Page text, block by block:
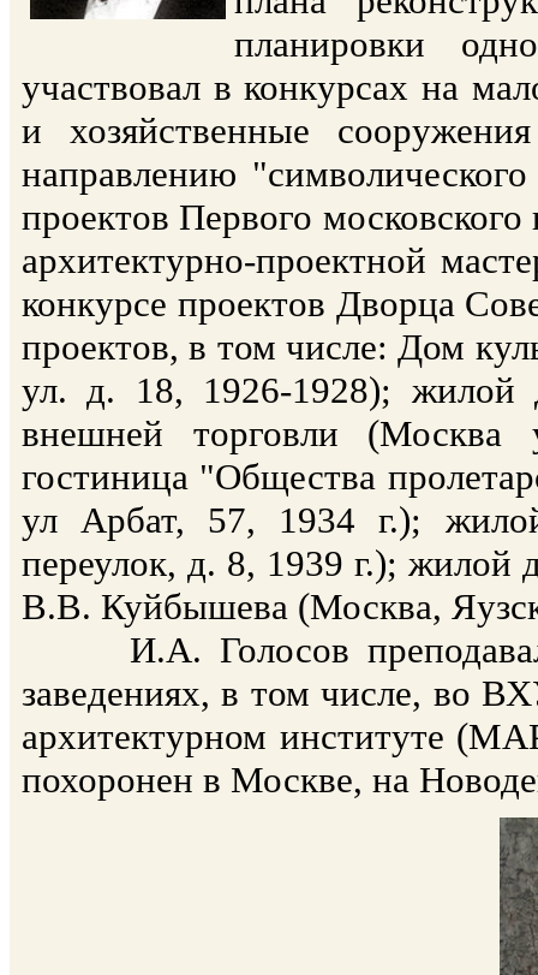
планировки
участвовал в конкурсах на
и хозяйственные
направлению
проектов Первого
архитектурно-проектной
конкурсе проектов Дворца
проектов, в том числе: Дом
ул. д. 18, 1926-1928); жилой
внешней торговли (Москва
гостиница "Общества
ул Арбат, 57, 1934 г.);
переулок, д. 8, 1939 г.);
В.В. Куйбышева (Москва,
И.А. Голосов преподавал
заведениях, в том числе,
архитектурном институте
похоронен в Москве, на